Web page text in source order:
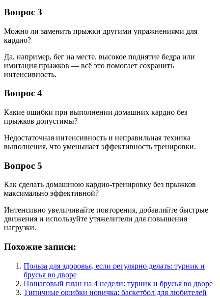
Вопрос 3
Можно ли заменить прыжки другими упражнениями для
кардио?
Да, например, бег на месте, высокое поднятие бедра или
имитация прыжков — всё это помогает сохранить
интенсивность.
Вопрос 4
Какие ошибки при выполнении домашних кардио без
прыжков допустимы?
Недостаточная интенсивность и неправильная техника
выполнения, что уменьшает эффективность тренировки.
Вопрос 5
Как сделать домашнюю кардио-тренировку без прыжков
максимально эффективной?
Интенсивно увеличивайте повторения, добавляйте быстрые
движения и используйте утяжелители для повышения
нагрузки.
Похожие записи:
Польза для здоровья, если регулярно делать: турник и
брусья во дворе
Пошаговый план на 4 недели: турник и брусья во дворе
Типичные ошибки новичка: баскетбол для любителей